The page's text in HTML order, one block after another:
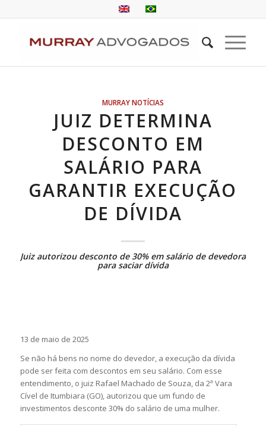
MURRAY NOTÍCIAS
JUIZ DETERMINA
DESCONTO EM
SALÁRIO PARA
GARANTIR EXECUÇÃO
DE DÍVIDA
Juiz autorizou desconto de 30% em salário de devedora
para saciar dívida
13 de maio de 2025
Se não há bens no nome do devedor, a execução da dívida
pode ser feita com descontos em seu salário. Com esse
entendimento, o juiz Rafael Machado de Souza, da 2ª Vara
Cível de Itumbiara (GO), autorizou que um fundo de
investimentos desconte 30% do salário de uma mulher.